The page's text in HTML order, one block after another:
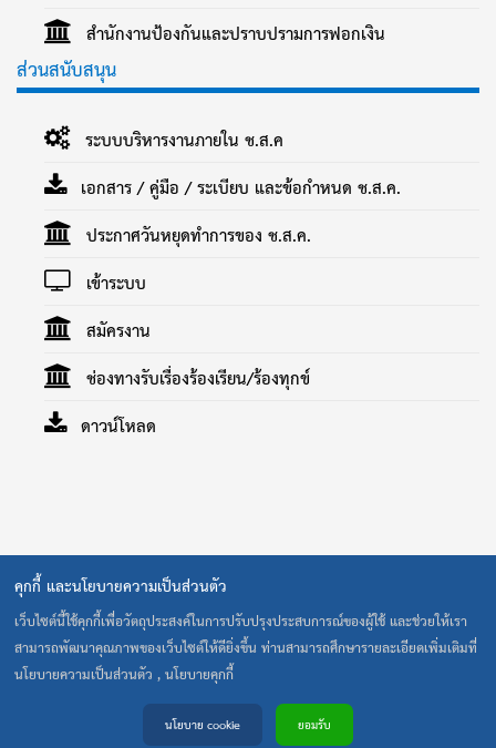
สำนักงานป้องกันและปราบปรามการฟอกเงิน
ส่วนสนับสนุน
ระบบบริหารงานภายใน ช.ส.ค
เอกสาร / คู่มือ / ระเบียบ และข้อกำหนด ช.ส.ค.
ประกาศวันหยุดทำการของ ช.ส.ค.
เข้าระบบ
สมัครงาน
ช่องทางรับเรื่องร้องเรียน/ร้องทุกข์
ดาวน์โหลด
40 ถนน รามคำแหง แขวงสะพานสูง เขตสะพานสูง กรุงเทพ 10240
โทร. 0-2373-0020-1 โทรสาร 0-2373-0022 E-Mail:
cult@cultthai.coop
เปิดทำการ : จันทร์-ศุกร์ เวลา 8.30-17.00 น. ปิดทำการ : เสาร์-
อาทิตย์ และวันหยุดนักขัตฤกษ์
@2026 Create by CULT IT
คุกกี้ และนโยบายความเป็นส่วนตัว
เว็บไซต์นี้ใช้คุกกี้เพื่อวัตถุประสงค์ในการปรับปรุงประสบการณ์ของผู้ใช้ และช่วยให้เรา
สามารถพัฒนาคุณภาพของเว็บไซต์ให้ดียิ่งขึ้น ท่านสามารถศึกษารายละเอียดเพิ่มเติมที่
นโยบายความเป็นส่วนตัว , นโยบายคุกกี้
นโยบาย cookie ยอมรับ